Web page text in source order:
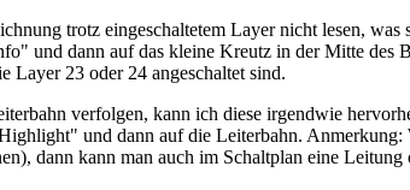
trotz eingeschaltetem Layer nicht lesen, was
und dann auf das kleine Kreutz in der Mitte des
Layer 23 oder 24 angeschaltet sind.
verfolgen, kann ich diese irgendwie
und dann auf die Leiterbahn.
dann kann man auch im Schaltplan eine